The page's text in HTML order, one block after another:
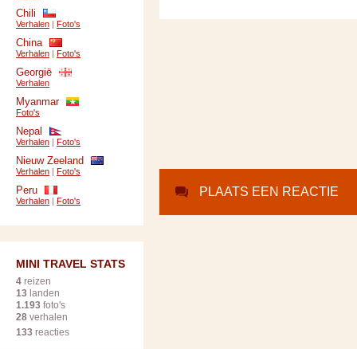
PLAATS EEN REACTIE
Chili
Verhalen | Foto's
China
Verhalen | Foto's
Georgië
Verhalen
Myanmar
Foto's
Nepal
Verhalen | Foto's
Nieuw Zeeland
Verhalen | Foto's
Peru
Verhalen | Foto's
MINI TRAVEL STATS
4 reizen
13 landen
1.193 foto's
28 verhalen
133 reacties